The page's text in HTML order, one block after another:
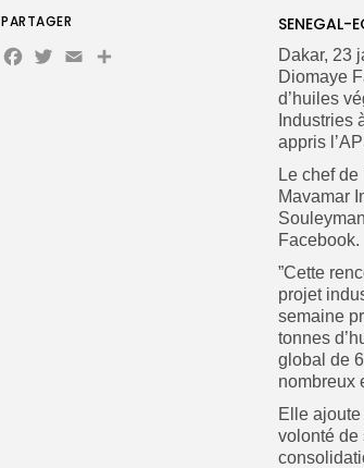
SENEGAL-
Dakar, 23
Diomaye
d’huiles
Industries
appris
Le chef
Mavamar
Facebook.
”Cette
projet
semaine
tonnes
global de
nombreux
Elle ajoute
volonté de
PARTAGER
Facebook
Twitter
Email